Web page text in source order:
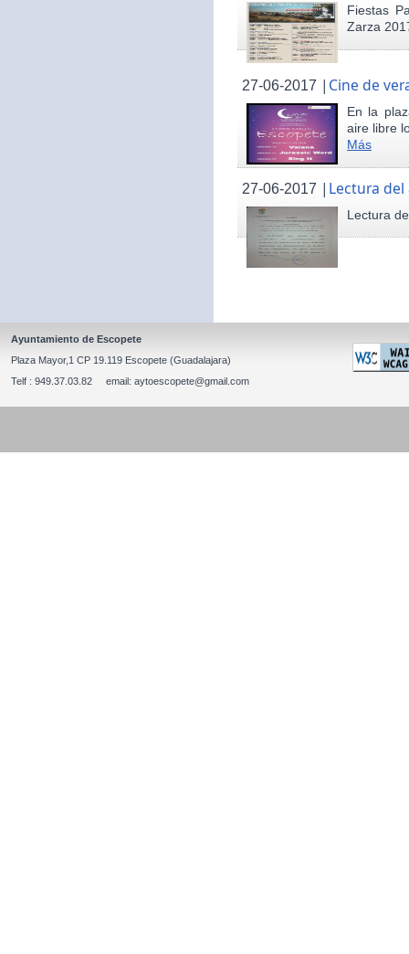
Fiestas
Zarza
27-06-2017 | Cine de
En la
aire libre
Más
27-06-2017 | Lectura del
Lectura
Ayuntamiento de Escopete
Plaza Mayor,1 CP 19.119 Escopete (Guadalajara)
Telf : 949.37.03.82 email: aytoescopete@gmail.com